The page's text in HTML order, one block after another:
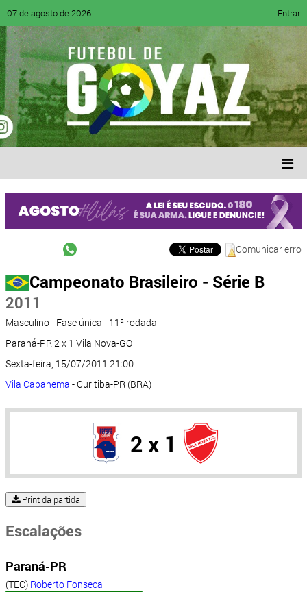
07 de agosto de 2026 Entrar
Comunicar erro
Campeonato Brasileiro - Série B
2011
Masculino - Fase única - 11ª rodada
Paraná-PR 2 x 1 Vila Nova-GO
Sexta-feira, 15/07/2011 21:00
Vila Capanema - Curitiba-PR (BRA)
2 x 1
Print da partida
Escalações
Paraná-PR
(TEC) Roberto Fonseca